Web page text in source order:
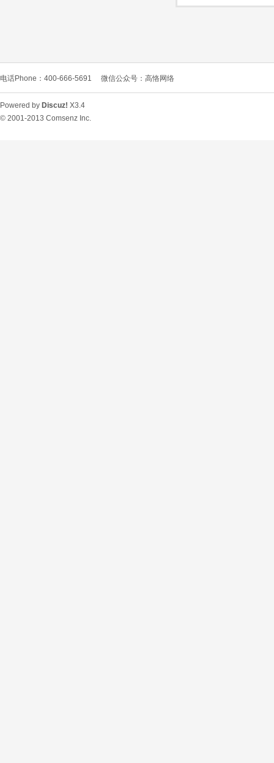
电话Phone：400-666-5691 微信公众号：高恪网络
Powered by Discuz! X3.4
© 2001-2013 Comsenz Inc.